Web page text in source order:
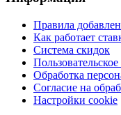
Правила
Как работает
Система скидок
Обработка
Согласие на
Настройки cookie